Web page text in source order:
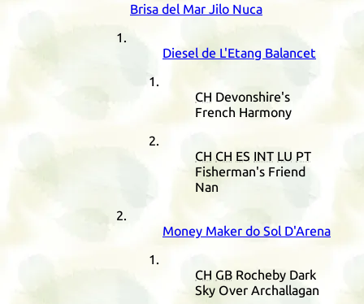
Brisa del Mar Jilo Nuca
Diesel de L'Etang Balancet
CH Devonshire's
French Harmony
CH CH ES INT LU PT
Fisherman's Friend
Nan
Money Maker do Sol D'Arena
CH GB Rocheby Dark
Sky Over Archallagan